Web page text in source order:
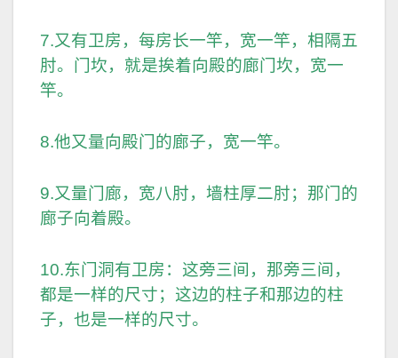
7.又有卫房，每房长一竿，宽一竿，相隔五
肘。门坎，就是挨着向殿的廊门坎，宽一
竿。
8.他又量向殿门的廊子，宽一竿。
9.又量门廊，宽八肘，墙柱厚二肘；那门的
廊子向着殿。
10.东门洞有卫房：这旁三间，那旁三间，
都是一样的尺寸；这边的柱子和那边的柱
子，也是一样的尺寸。